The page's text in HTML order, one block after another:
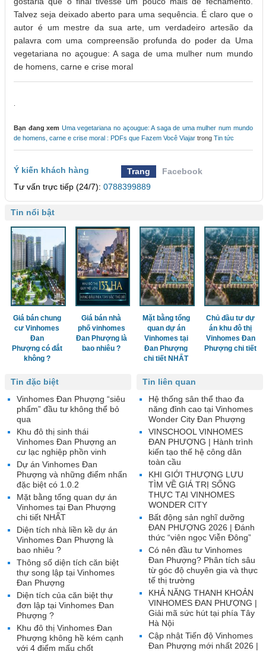
Talvez seja deixado aberto para uma sequência. É claro que o
autor é um mestre da sua arte, um verdadeiro artesão da
palavra com uma compreensão profunda do poder da Uma
vegetariana no açougue: A saga de uma mulher num mundo
de homens, carne e crise moral
Bạn đang xem Uma vegetariana no açougue: A saga de uma mulher num mundo
de homens, carne e crise moral : PDFs que Fazem Você Viajar trong Tin tức
Ý kiến khách hàng Trang
Facebook
Tư vấn trực tiếp (24/7): 0788399889
Tin nổi bật
Giá bán chung
cư Vinhomes
Đan
Phượng có đắt
không ?
Giá bán nhà
phố vinhomes
Đan Phượng là
bao nhiêu ?
Mặt bằng tổng
quan dự án
Vinhomes tại
Đan Phượng
chi tiết NHẤT
Chủ đầu tư dự
án khu đô thị
Vinhomes Đan
Phượng chi tiết
Tin liên quan
Hệ thống sân thể thao đa
năng đỉnh cao tại Vinhomes
Wonder City Đan Phượng
VINSCHOOL VINHOMES
ĐAN PHƯỢNG | Hành trình
kiến tạo thế hệ công dân
toàn cầu
KHI GIỚI THƯỢNG LƯU
TÌM VỀ GIÁ TRỊ SỐNG
THỰC TẠI VINHOMES
WONDER CITY
Bất động sản nghĩ dưỡng
ĐAN PHƯỢNG 2026 | Đánh
thức “viên ngọc Viễn Đông”
Có nên đầu tư Vinhomes
Đan Phượng? Phân tích sâu
từ góc độ chuyên gia và thực
tế thị trường
KHẢ NĂNG THANH KHOẢN
VINHOMES ĐAN PHƯỢNG |
Giải mã sức hút tại phía Tây
Hà Nội
Cập nhật Tiến độ Vinhomes
Đan Phượng mới nhất 2026 |
Tin đặc biệt
Vinhomes Đan Phượng “siêu
phẩm” đầu tư không thể bỏ
qua
Khu đô thị sinh thái
Vinhomes Đan Phượng an
cư lạc nghiệp phồn vinh
Dự án Vinhomes Đan
Phượng và những điểm nhấn
đặc biệt có 1.0.2
Mặt bằng tổng quan dự án
Vinhomes tại Đan Phượng
chi tiết NHẤT
Diện tích nhà liền kề dự án
Vinhomes Đan Phượng là
bao nhiêu ?
Thông số diện tích căn biệt
thự song lập tại Vinhomes
Đan Phượng
Diện tích của căn biệt thự
đơn lập tại Vinhomes Đan
Phượng ?
Khu đô thị Vinhomes Đan
Phượng không hề kém cạnh
với 4 điểm mấu chốt